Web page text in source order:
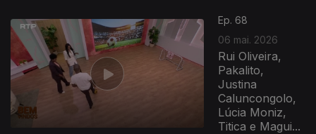
Ep. 68
06 mai. 2026
Rui Oliveira,
Pakalito,
Justina
Caluncongolo,
Lúcia Moniz,
Titica e Magui...